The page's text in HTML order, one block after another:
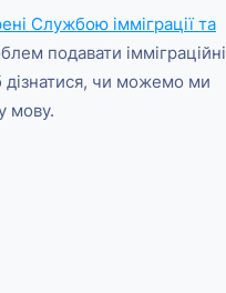
Службою імміграції та
подавати імміграційні
чи можемо ми
мову.